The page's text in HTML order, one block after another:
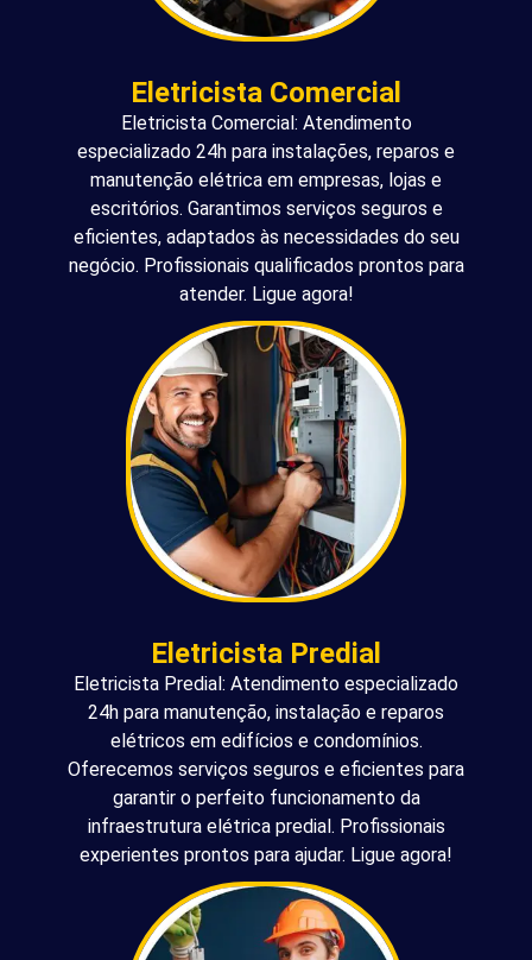
Eletricista Comercial
Eletricista Comercial: Atendimento
especializado 24h para instalações, reparos e
manutenção elétrica em empresas, lojas e
escritórios. Garantimos serviços seguros e
eficientes, adaptados às necessidades do seu
negócio. Profissionais qualificados prontos para
atender. Ligue agora!
Eletricista Predial
Eletricista Predial: Atendimento especializado
24h para manutenção, instalação e reparos
elétricos em edifícios e condomínios.
Oferecemos serviços seguros e eficientes para
garantir o perfeito funcionamento da
infraestrutura elétrica predial. Profissionais
experientes prontos para ajudar. Ligue agora!